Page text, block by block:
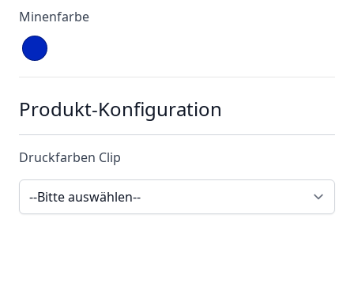
Minenfarbe
Produkt-Konfiguration
Druckfarben Clip